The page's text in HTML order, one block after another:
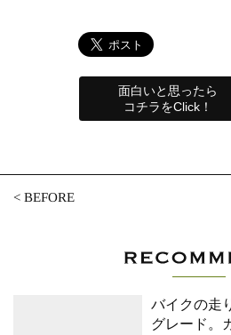
面白いと思ったら
コチラをClick！
<BEFORE
バイクの走
グレード。